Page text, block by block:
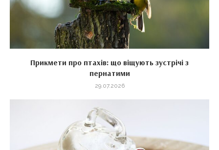
Прикмети про птахів: що віщують зустрічі з
пернатими
29.07.2026